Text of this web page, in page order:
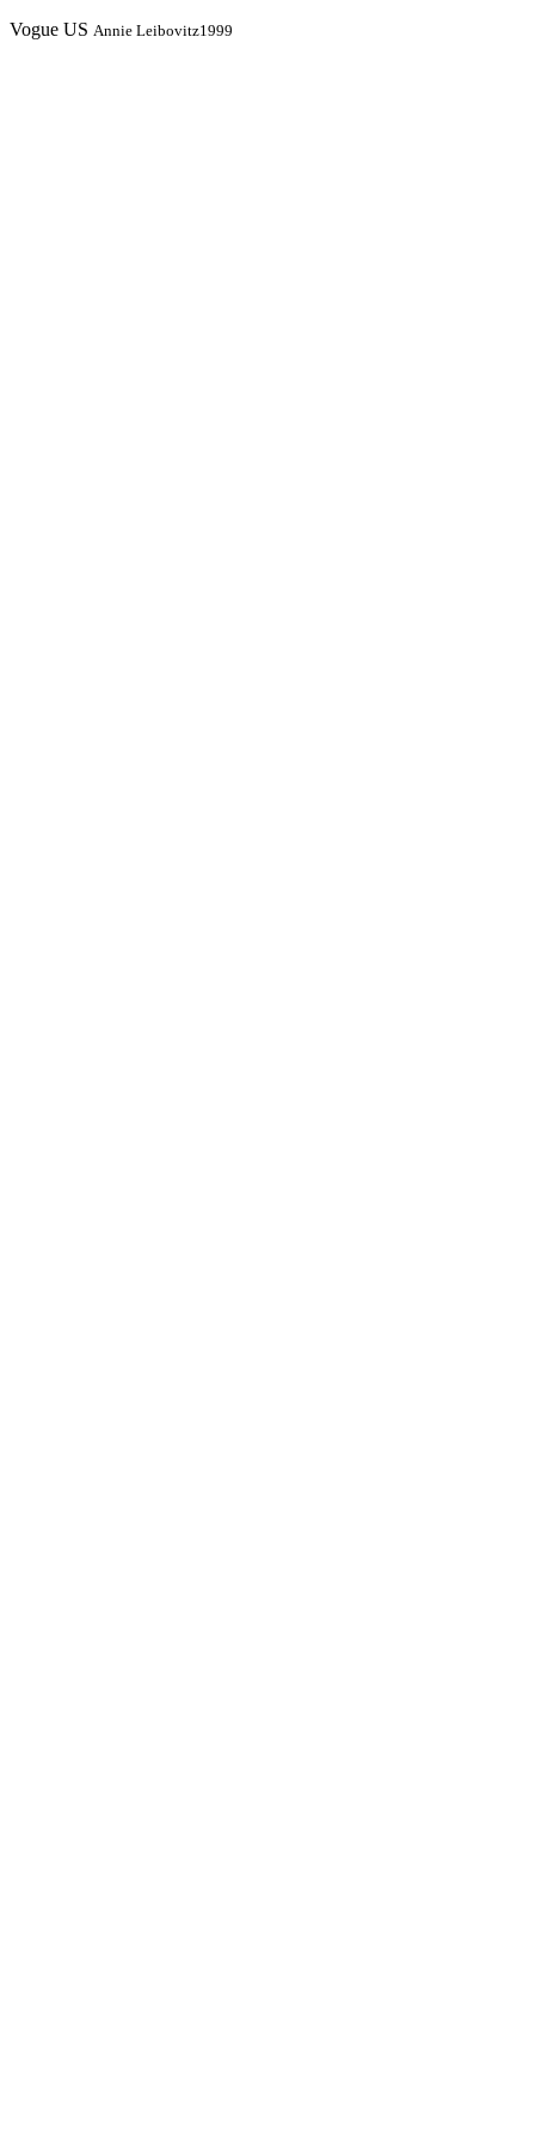
Vogue US Annie Leibovitz1999